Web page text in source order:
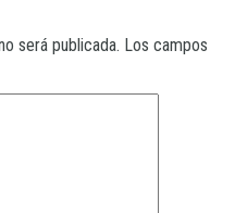
será publicada. Los campos